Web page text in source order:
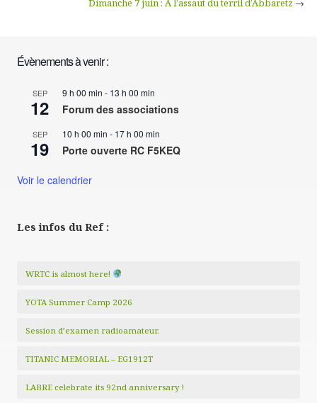
Dimanche 7 juin : À l’assaut du terril d’Abbaretz →
Évènements à venir :
SEP
12
9 h 00 min - 13 h 00 min
Forum des associations
SEP
19
10 h 00 min - 17 h 00 min
Porte ouverte RC F5KEQ
Voir le calendrier
Les infos du Ref :
WRTC is almost here!
YOTA Summer Camp 2026
Session d’examen radioamateur.
TITANIC MEMORIAL – EG1912T
LABRE celebrate its 92nd anniversary !